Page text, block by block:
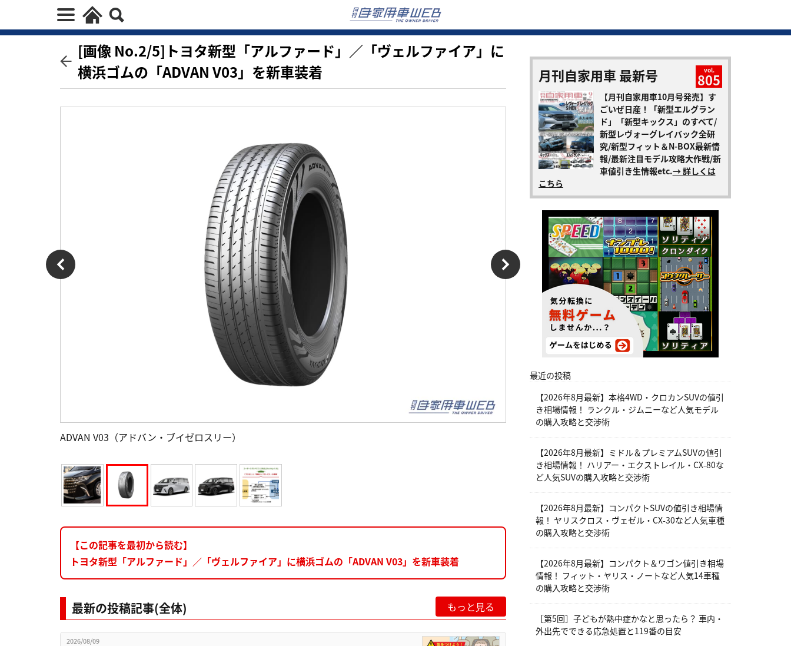
[画像 No.2/5]トヨタ新型「アルファード」／「ヴェルファイア」に
横浜ゴムの「ADVAN V03」を新車装着
ADVAN V03（アドバン・ブイゼロスリー）
【この記事を最初から読む】
トヨタ新型「アルファード」／「ヴェルファイア」に横浜ゴムの「ADVAN V03」を新車装着
最新の投稿記事(全体) もっと見る
2026/08/09
月刊自家用車 最新号 vol.
805
【月刊自家用車10月号発売】す
ごいぜ日産！「新型エルグラン
ド」「新型キックス」のすべて/
新型レヴォーグレイバック全研
究/新型フィット＆N-BOX最新情
報/最新注目モデル攻略大作戦/新
車値引き生情報etc.→ 詳しくは
こちら
最近の投稿
【2026年8月最新】本格4WD・クロカンSUVの値引
き相場情報！ ランクル・ジムニーなど人気モデル
の購入攻略と交渉術
【2026年8月最新】ミドル＆プレミアムSUVの値引
き相場情報！ ハリアー・エクストレイル・CX-80な
ど人気SUVの購入攻略と交渉術
【2026年8月最新】コンパクトSUVの値引き相場情
報！ ヤリスクロス・ヴェゼル・CX-30など人気車種
の購入攻略と交渉術
【2026年8月最新】コンパクト＆ワゴン値引き相場
情報！ フィット・ヤリス・ノートなど人気14車種
の購入攻略と交渉術
［第5回］子どもが熱中症かなと思ったら？ 車内・
外出先でできる応急処置と119番の目安